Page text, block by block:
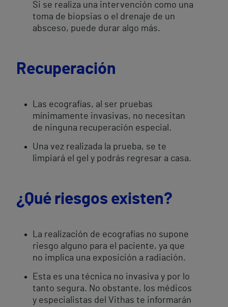
Si se realiza una intervención como una
toma de biopsias o el drenaje de un
absceso, puede durar algo más.
Recuperación
Las ecografías, al ser pruebas
mínimamente invasivas, no necesitan
de ninguna recuperación especial.
Una vez realizada la prueba, se te
limpiará el gel y podrás regresar a casa.
¿Qué riesgos existen?
La realización de ecografías no supone
riesgo alguno para el paciente, ya que
no implica una exposición a radiación.
Esta es una técnica no invasiva y por lo
tanto segura. No obstante, los médicos
y especialistas del Vithas te informarán